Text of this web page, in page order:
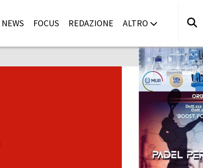
NEWS FOCUS REDAZIONE ALTRO